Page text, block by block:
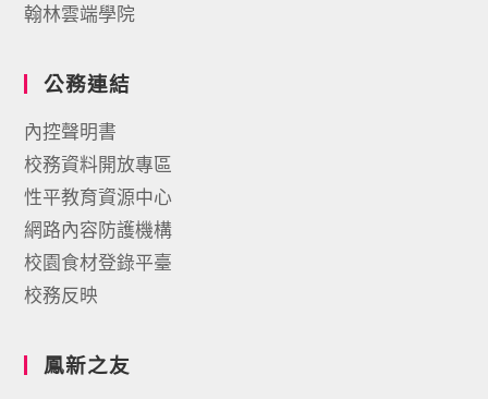
翰林雲端學院
公務連結
內控聲明書
校務資料開放專區
性平教育資源中心
網路內容防護機構
校園食材登錄平臺
校務反映
鳳新之友